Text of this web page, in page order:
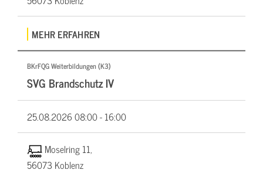
MEHR ERFAHREN
BKrFQG Weiterbildungen (K3)
SVG Brandschutz IV
25.08.202608:00 - 16:00
Moselring 11,
56073 Koblenz